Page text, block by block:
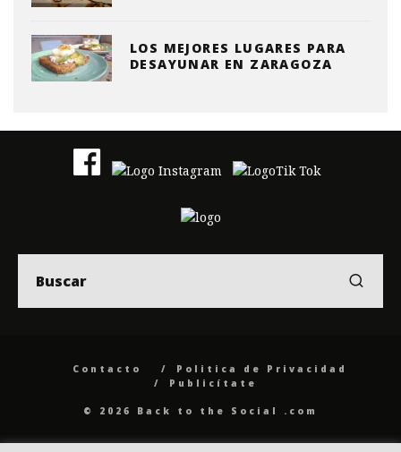
LOS MEJORES LUGARES PARA
DESAYUNAR EN ZARAGOZA
Contacto
Politica de Privacidad
Publicítate
© 2026 Back to the Social .com